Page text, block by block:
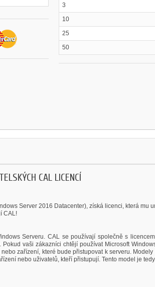
3
10
25
50
CAL LICENCÍ
Server 2016 Datacenter), získá licenci, která mu
CAL!
Serveru. CAL se používají společně s
vaši zákazníci chtějí používat Microsoft
zařízení, které bude přistupovat k serveru.
nebo uživatelů, kteří přistupují. Tento model je